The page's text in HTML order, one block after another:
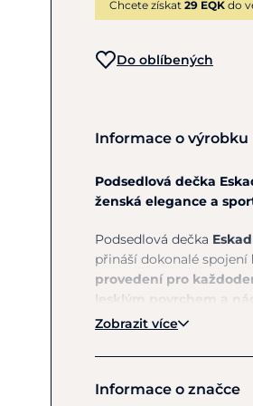
Chcete získat 29 EQK do
Do oblíbených
Informace o výrobku
Podsedlová dečka
ženská elegance a
Podsedlová dečka
přináší dokonalé spojení
provedení pro
lesklým povrchem a
působí velmi
vlastnosti pro
Zobrazit více
Informace o značce